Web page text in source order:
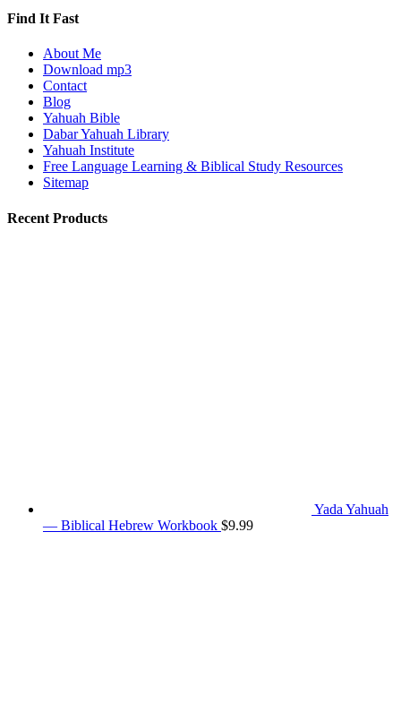
Find It Fast
About Me
Download mp3
Contact
Blog
Yahuah Bible
Dabar Yahuah Library
Yahuah Institute
Free Language Learning & Biblical Study Resources
Sitemap
Recent Products
Yada Yahuah
— Biblical Hebrew Workbook $9.99